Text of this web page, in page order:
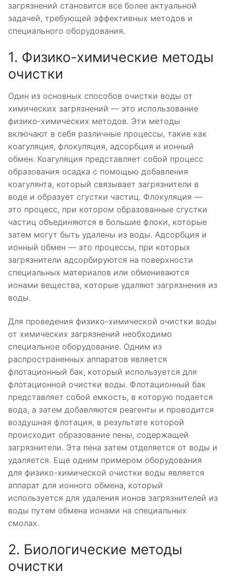
загрязнений становится все более актуальной
задачей, требующей эффективных методов и
специального оборудования.
1. Физико-химические методы
очистки
Один из основных способов очистки воды от
химических загрязнений — это использование
физико-химических методов. Эти методы
включают в себя различные процессы, такие как
коагуляция, флокуляция, адсорбция и ионный
обмен. Коагуляция представляет собой процесс
образования осадка с помощью добавления
коагулянта, который связывает загрязнители в
воде и образует сгустки частиц. Флокуляция —
это процесс, при котором образованные сгустки
частиц объединяются в большие флоки, которые
затем могут быть удалены из воды. Адсорбция и
ионный обмен — это процессы, при которых
загрязнители адсорбируются на поверхности
специальных материалов или обмениваются
ионами вещества, которые удаляют загрязнения из
воды.
Для проведения физико-химической очистки воды
от химических загрязнений необходимо
специальное оборудование. Одним из
распространенных аппаратов является
флотационный бак, который используется для
флотационной очистки воды. Флотационный бак
представляет собой емкость, в которую подается
вода, а затем добавляются реагенты и проводится
воздушная флотация, в результате которой
происходит образование пены, содержащей
загрязнители. Эта пена затем отделяется от воды и
удаляется. Еще одним примером оборудования
для физико-химической очистки воды является
аппарат для ионного обмена, который
используется для удаления ионов загрязнителей из
воды путем обмена ионами на специальных
смолах.
2. Биологические методы
очистки